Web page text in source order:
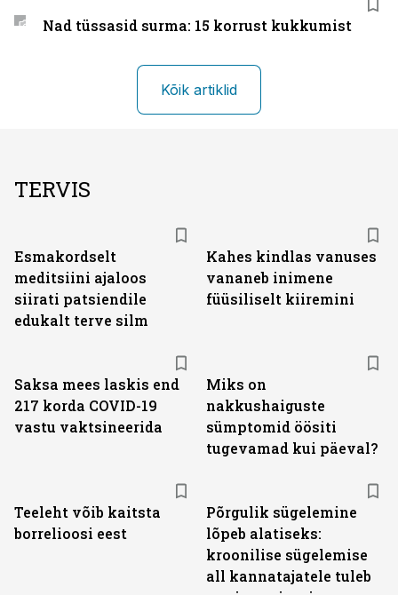
Nad tüssasid surma: 15 korrust kukkumist
Kõik artiklid
TERVIS
Esmakordselt
meditsiini ajaloos
siirati patsiendile
edukalt terve silm
Kahes kindlas vanuses
vananeb inimene
füüsiliselt kiiremini
Saksa mees laskis end
217 korda COVID-19
vastu vaktsineerida
Miks on
nakkushaiguste
sümptomid öösiti
tugevamad kui päeval?
Teeleht võib kaitsta
borrelioosi eest
Põrgulik sügelemine
lõpeb alatiseks:
kroonilise sügelemise
all kannatajatele tuleb